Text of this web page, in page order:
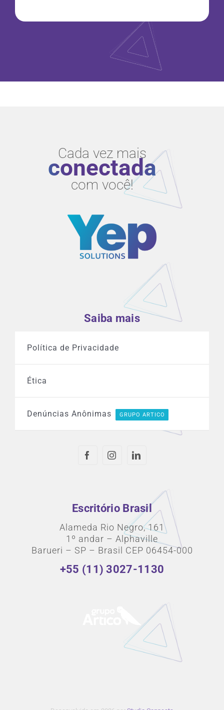
Cada vez mais
conectada
com você!
Saiba mais
Política de Privacidade
Ética
Denúncias Anônimas GRUPO ARTICO
Escritório Brasil
Alameda Rio Negro, 161
1º andar – Alphaville
Barueri – SP – Brasil CEP 06454-000
+55 (11) 3027-1130